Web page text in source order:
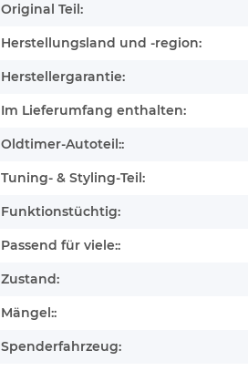
Original Teil:
Herstellungsland und -region:
Herstellergarantie:
Im Lieferumfang enthalten:
Oldtimer-Autoteil::
Tuning- & Styling-Teil:
Funktionstüchtig:
Passend für viele::
Zustand:
Mängel::
Spenderfahrzeug: